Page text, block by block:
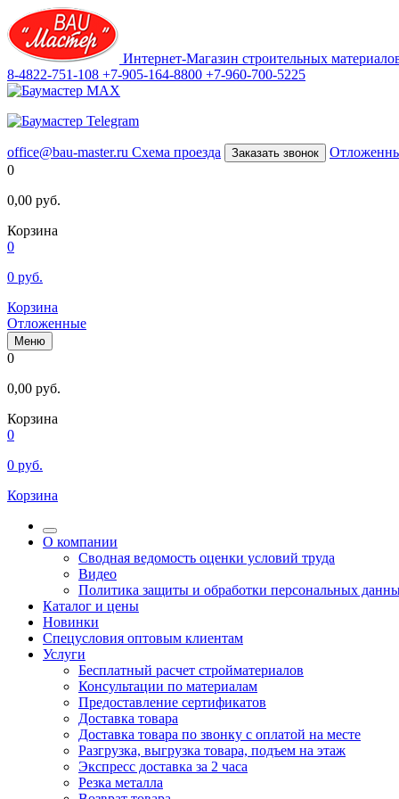
Интернет-Магазин строительных
8-4822-751-108 +7-905-164-8800 +7-960-700-5225
office@bau-master.ru Схема проезда Заказать звонок
0
0,00 руб.
Корзина
0
0 руб.
Корзина
Отложенные
Меню
0
0,00 руб.
Корзина
0
0 руб.
Корзина
О компании
Сводная ведомость оценки условий труда
Видео
Политика защиты и обработки персональных
Каталог и цены
Новинки
Спецусловия оптовым клиентам
Услуги
Бесплатный расчет стройматериалов
Консультации по материалам
Предоставление сертификатов
Доставка товара
Доставка товара по звонку с оплатой на месте
Разгрузка, выгрузка товара, подъем на этаж
Экспресс доставка за 2 часа
Резка металла